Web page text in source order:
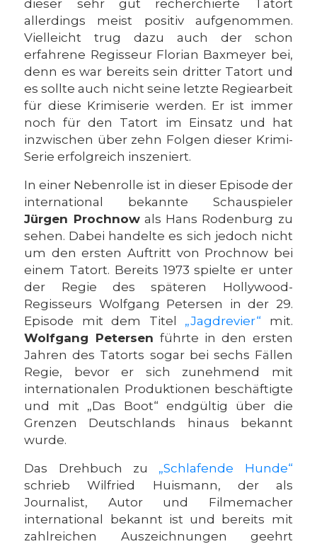
dieser sehr gut recherchierte Tatort
allerdings meist positiv aufgenommen.
Vielleicht trug dazu auch der schon
erfahrene Regisseur Florian Baxmeyer bei,
denn es war bereits sein dritter Tatort und
es sollte auch nicht seine letzte Regiearbeit
für diese Krimiserie werden. Er ist immer
noch für den Tatort im Einsatz und hat
inzwischen über zehn Folgen dieser Krimi-
Serie erfolgreich inszeniert.
In einer Nebenrolle ist in dieser Episode der
international bekannte Schauspieler
Jürgen Prochnowals Hans Rodenburg zu
sehen. Dabei handelte es sich jedoch nicht
um den ersten Auftritt von Prochnow bei
einem Tatort. Bereits 1973 spielte er unter
der Regie des späteren Hollywood-
Regisseurs Wolfgang Petersen in der 29.
Episode mit dem Titel „Jagdrevier“ mit.
Wolfgang Petersen führte in den ersten
Jahren des Tatorts sogar bei sechs Fällen
Regie, bevor er sich zunehmend mit
internationalen Produktionen beschäftigte
und mit „Das Boot“ endgültig über die
Grenzen Deutschlands hinaus bekannt
wurde.
Das Drehbuch zu „Schlafende Hunde“
schrieb Wilfried Huismann, der als
Journalist, Autor und Filmemacher
international bekannt ist und bereits mit
zahlreichen Auszeichnungen geehrt